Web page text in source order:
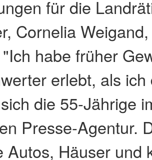
für die
Cornelia
habe früher
erlebt, als
die 55-Jährige
Presse-Agentur.
Autos, Häuser und